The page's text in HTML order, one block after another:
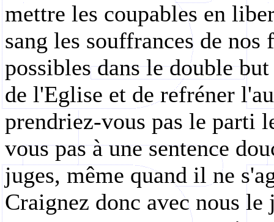
mettre les coupables en
sang les souffrances de
possibles dans le double
de l'Eglise et de refréner
prendriez-vous pas le parti
vous pas à une sentence
juges, même quand il ne
Craignez donc avec nous